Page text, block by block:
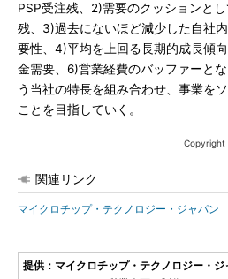
PSP受注残、2)需要のクッションと
残、3)過去にないほど減少した自社
要性、4)平均を上回る長期的成長傾
金需要、6)営業経費のバッファーと
う当社の特長を組み合わせ、事業を
ことを目指していく。
Copyright
関連リンク
マイクロチップ・テクノロジー・ジャパン
提供：マイクロチップ・テクノロジー・